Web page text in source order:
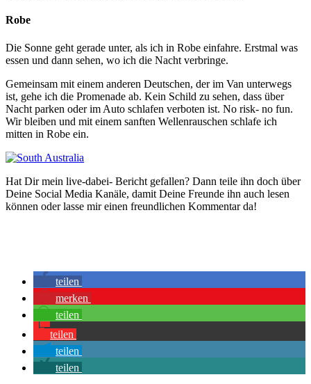
Robe
Die Sonne geht gerade unter, als ich in Robe einfahre. Erstmal was
essen und dann sehen, wo ich die Nacht verbringe.
Gemeinsam mit einem anderen Deutschen, der im Van unterwegs
ist, gehe ich die Promenade ab. Kein Schild zu sehen, dass über
Nacht parken oder im Auto schlafen verboten ist. No risk- no fun.
Wir bleiben und mit einem sanften Wellenrauschen schlafe ich
mitten in Robe ein.
Hat Dir mein live-dabei- Bericht gefallen? Dann teile ihn doch über
Deine Social Media Kanäle, damit Deine Freunde ihn auch lesen
können oder lasse mir einen freundlichen Kommentar da!
teilen
merken
teilen
teilen
teilen
teilen